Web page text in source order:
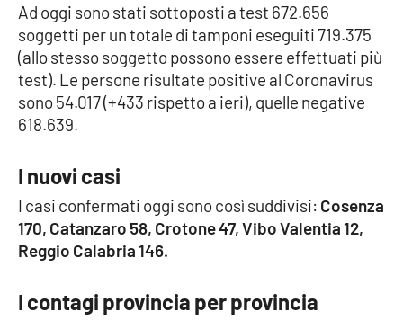
Ambiente
Cronaca
Cultura
Economia e Lavoro
Politica
Sanità
Società
Ad oggi sono stati sottoposti a test 672.656
soggetti per un totale di tamponi eseguiti 719.375
(allo stesso soggetto possono essere effettuati più
test). Le persone risultate positive al Coronavirus
sono 54.017 (+433 rispetto a ieri), quelle negative
618.639.
I nuovi casi
I casi confermati oggi sono così suddivisi: Cosenza
170, Catanzaro 58, Crotone 47, Vibo Valentia 12,
Reggio Calabria 146.
I contagi provincia per provincia